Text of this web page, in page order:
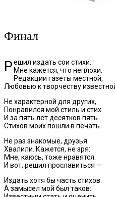
Финал
Решил издать сои стихи.
Мне кажется, что неплохи:
Редакции газеты местной,
Любовью к творчеству
Не характерной для других,
Понравился мой стиль и стих.
И за пять лет десятков пять
Стихов моих пошли в печать.
Не раз знакомые, друзья
Хвалили. Кажется, не зря:
Мне, каюсь, тоже нравятся.
И вот, решил прославиться —
Издать хотя бы часть стихов.
А замысел мой был таков: